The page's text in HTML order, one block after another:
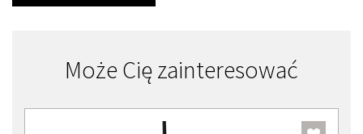
Może Cię zainteresować